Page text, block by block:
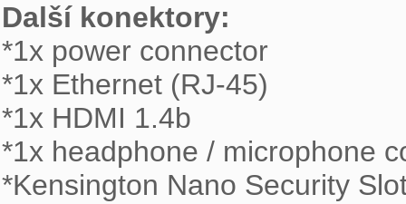
Další konektory:
*1x power connector
*1x Ethernet (RJ-45)
*1x HDMI 1.4b
*1x headphone / microphone
*Kensington Nano Security